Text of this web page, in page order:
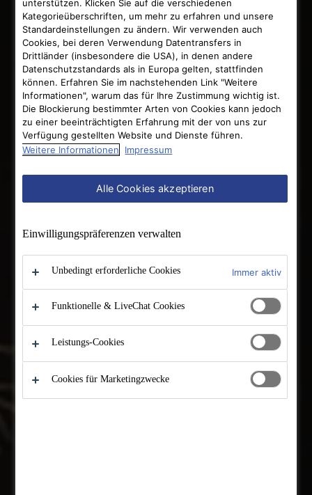
unterstützen. Klicken Sie auf die verschiedenen
Kategorieüberschriften, um mehr zu erfahren und unsere
Standardeinstellungen zu ändern. Wir verwenden auch
Cookies, bei deren Verwendung Datentransfers in
Drittländer (insbesondere die USA), in denen andere
Datenschutzstandards als in Europa gelten, stattfinden
können. Erfahren Sie im nachstehenden Link "Weitere
Informationen", warum das für Ihre Zustimmung wichtig ist.
Die Blockierung bestimmter Arten von Cookies kann jedoch
zu einer beeinträchtigten Erfahrung mit der von uns zur
Verfügung gestellten Website und Dienste führen.
Weitere Informationen
Impressum
Alle Cookies akzeptieren
Einwilligungs­präferenzen verwalten
Unbedingt erforderliche Cookies Immer aktiv
Funktionelle & LiveChat Cookies
Leistungs-Cookies
Cookies für Marketingzwecke